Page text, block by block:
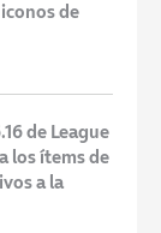
de
de League
los ítems de
a la